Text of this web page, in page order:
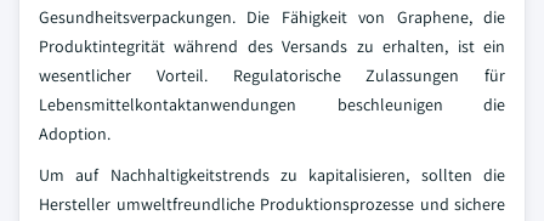
Gesundheitsverpackungen. Die Fähigkeit von Graphene, die
Produktintegrität während des Versands zu erhalten, ist ein
wesentlicher Vorteil. Regulatorische Zulassungen für
Lebensmittelkontaktanwendungen beschleunigen die
Adoption.
Um auf Nachhaltigkeitstrends zu kapitalisieren, sollten die
Hersteller umweltfreundliche Produktionsprozesse und sichere